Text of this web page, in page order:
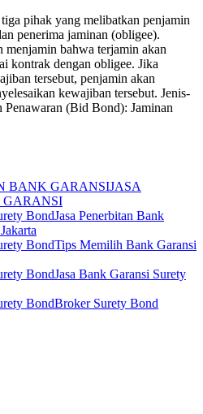
pihak yang melibatkan penjamin
penerima jaminan (obligee).
bahwa terjamin akan
kontrak dengan obligee. Jika
tersebut, penjamin akan
kewajiban tersebut. Jenis-
Penawaran (Bid Bond): Jaminan
JASA
Jasa Penerbitan Bank
Tips Memilih Bank Garansi
Jasa Bank Garansi Surety
Broker Surety Bond